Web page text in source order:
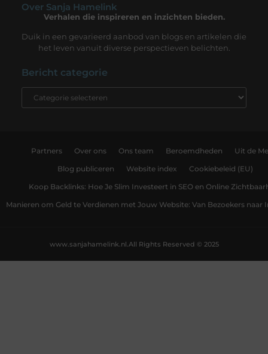
Over Sanja Hamelink
Verhalen die inspireren en inzichten bieden.
Duik in een gevarieerd aanbod van blogs en artikelen die
het leven vanuit diverse perspectieven belichten.
Bericht categorie
Partners Over ons Ons team Beroemdheden Uit de
Blog publiceren Website index Cookiebeleid (EU)
Koop Backlinks: Hoe Je Slim Investeert in SEO en Online
Manieren om Geld te Verdienen met Jouw Website: Van Bezoekers naar
All Rights Reserved © 2025
www.sanjahamelink.nl.